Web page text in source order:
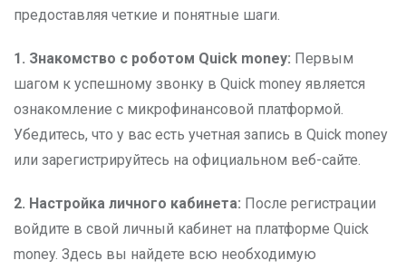
предоставляя четкие и понятные шаги.
1. Знакомство с роботом Quick money: Первым
шагом к успешному звонку в Quick money является
ознакомление с микрофинансовой платформой.
Убедитесь, что у вас есть учетная запись в Quick money
или зарегистрируйтесь на официальном веб-сайте.
2. Настройка личного кабинета: После регистрации
войдите в свой личный кабинет на платформе Quick
money. Здесь вы найдете всю необходимую